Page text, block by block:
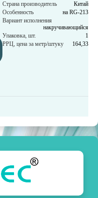
Страна производитель
Китай
Особенность
на RG-213
Вариант исполнения
накручивающийся
Упаковка, шт.
1
РРЦ, цена за метр/штуку
164,33